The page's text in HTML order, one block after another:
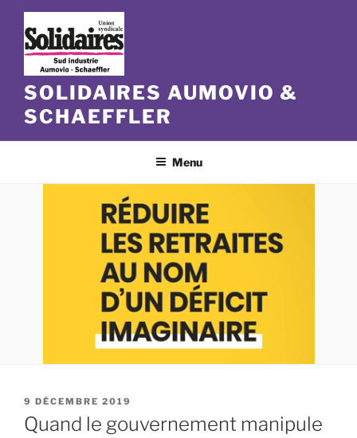
Aller
contenu
principal
SOLIDAIRES AUMOVIO &
SCHAEFFLER
Menu
PUBLIÉ
LE
9 DÉCEMBRE 2019
Quand le gouvernement manipule